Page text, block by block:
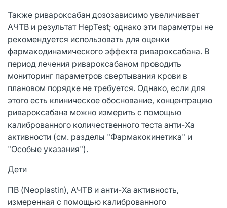
Также ривароксабан дозозависимо увеличивает
АЧТВ и результат HepTest; однако эти параметры не
рекомендуется использовать для оценки
фармакодинамического эффекта ривароксабана. В
период лечения ривароксабаном проводить
мониторинг параметров свертывания крови в
плановом порядке не требуется. Однако, если для
этого есть клиническое обоснование, концентрацию
ривароксабана можно измерить с помощью
калиброванного количественного теста анти-Xa
активности (см. разделы "Фармакокинетика" и
"Особые указания").
Дети
ПВ (Neoplastin), АЧТВ и анти-Xa активность,
измеренная с помощью калиброванного